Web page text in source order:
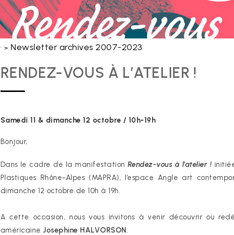
> Newsletter archives 2007-2023
RENDEZ-VOUS À L’ATELIER !
Samedi 11 & dimanche 12 octobre / 10h-19h
Bonjour,
Dans le cadre de la manifestation Rendez-vous à l’atelier !
Plastiques Rhône-Alpes (MAPRA), l’espace Angle art
dimanche 12 octobre de 10h à 19h.
A cette occasion, nous vous invitons à venir découvrir ou
américaineJosephine HALVORSON.